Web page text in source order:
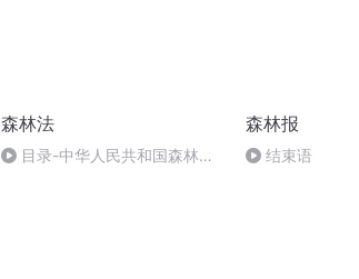
森林法
目录-中华人民共和国森林法
森林报
结束语